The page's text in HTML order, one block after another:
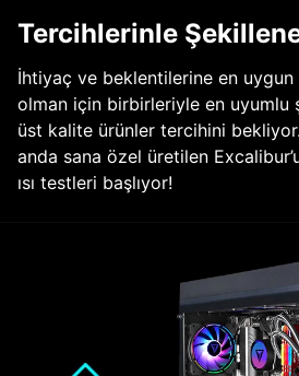
Tercihlerinle
İhtiyaç ve beklentilerine en
olman için birbirleriyle en uyumlu
üst kalite ürünler tercihini
anda sana özel üretilen
ısı testleri başlıyor!